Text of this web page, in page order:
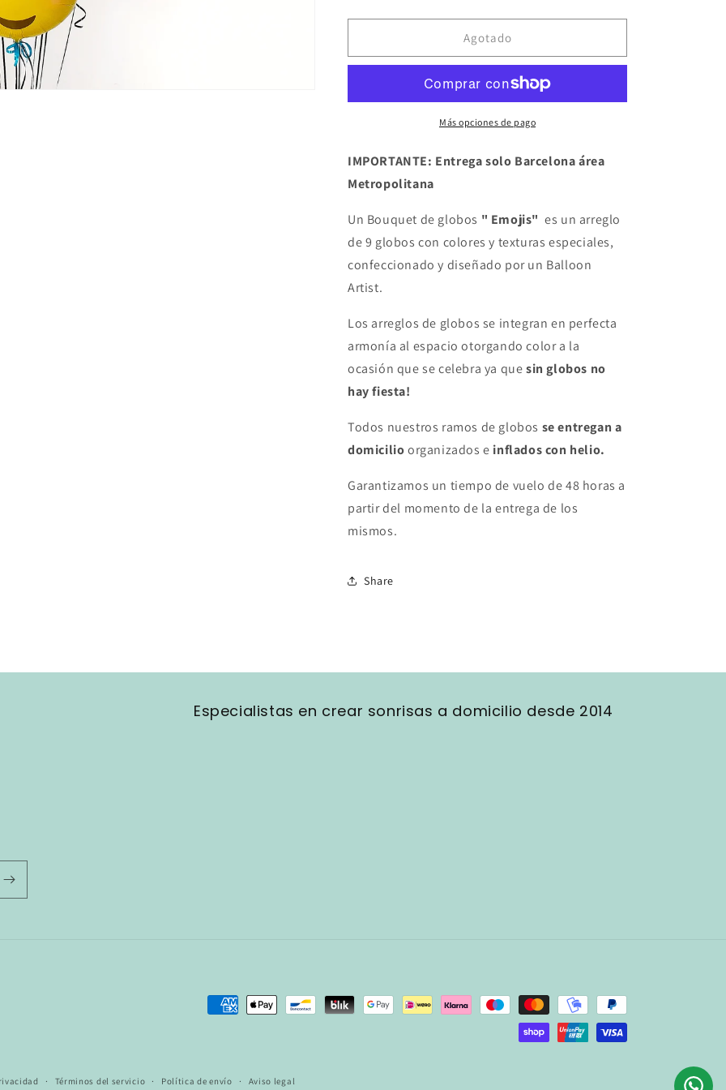
cantidad
para
de
&quot;Emojis&quot;
cantidad
para
Bouquet
de
&quot;Emojis&quot;
Agotado
Más opciones de pago
IMPORTANTE: Entrega solo Barcelona área
Metropolitana
Un Bouquet de globos " Emojis" es un arreglo
de 9 globos con colores y texturas especiales,
confeccionado y diseñado por un Balloon
Artist.
Los arreglos de globos se integran en perfecta
armonía al espacio otorgando color a la
ocasión que se celebra ya quesin globos no
hay fiesta!
Todos nuestros ramos de globos se entregan a
domicilioorganizados e inflados con helio.
Garantizamos un tiempo de vuelo de 48 horas a
partir del momento de la entrega de los
mismos.
Share
Especialistas en crear sonrisas a domicilio desde 2014
Formas
Términos del servicio Política de envío Aviso legal